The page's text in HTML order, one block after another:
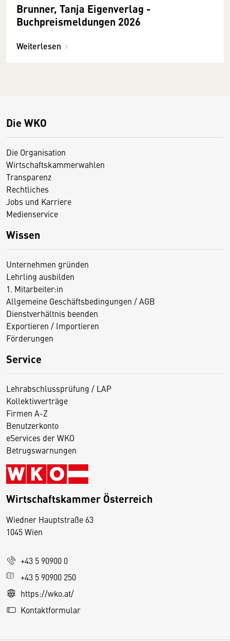
Brunner, Tanja Eigenverlag -
Buchpreismeldungen 2026
Weiterlesen
Die WKO
Die Organisation
Wirtschaftskammerwahlen
Transparenz
Rechtliches
Jobs und Karriere
Medienservice
Wissen
Unternehmen gründen
Lehrling ausbilden
1. Mitarbeiter:in
Allgemeine Geschäftsbedingungen / AGB
Dienstverhältnis beenden
Exportieren / Importieren
Förderungen
Service
Lehrabschlussprüfung / LAP
Kollektivverträge
Firmen A-Z
Benutzerkonto
eServices der WKO
Betrugswarnungen
Wirtschaftskammer Österreich
Wiedner Hauptstraße 63
1045 Wien
+43 5 90900 0
+43 5 90900 250
https://wko.at/
Kontaktformular
D
s
e
S
e